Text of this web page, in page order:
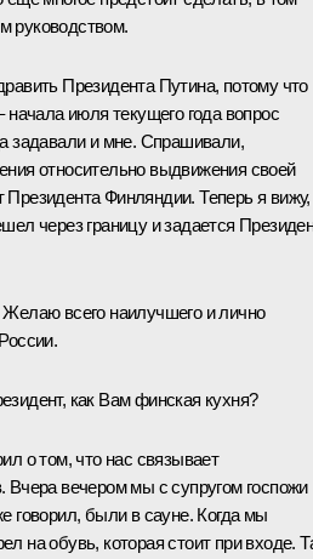
руководством.
Президента Путина, потому что
начала июля текущего года вопрос
задавали и мне. Спрашивали,
относительно выдвижения своей
Президента Финляндии. Теперь я вижу,
через границу и задается
всего наилучшего и лично
как Вам финская кухня?
о том, что нас связывает
Вчера вечером мы с супругом госпожи
говорил, были в сауне. Когда мы
на обувь, которая стоит при входе.